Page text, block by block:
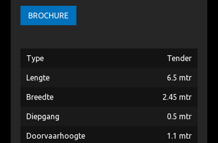
BROCHURE
Type Tender
Lengte 6.5 mtr
Breedte 2.45 mtr
Diepgang 0.5 mtr
Doorvaarhoogte 1.1 mtr